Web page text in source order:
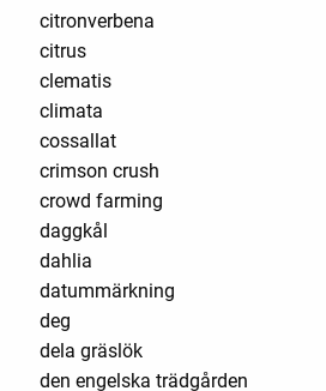
citronverbena
citrus
clematis
climata
cossallat
crimson crush
crowd farming
daggkål
dahlia
datummärkning
deg
dela gräslök
den engelska trädgården